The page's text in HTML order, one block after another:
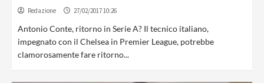
Redazione 27/02/2017 10:26
Antonio Conte, ritorno in Serie A? Il tecnico italiano,
impegnato con il Chelsea in Premier League, potrebbe
clamorosamente fare ritorno...